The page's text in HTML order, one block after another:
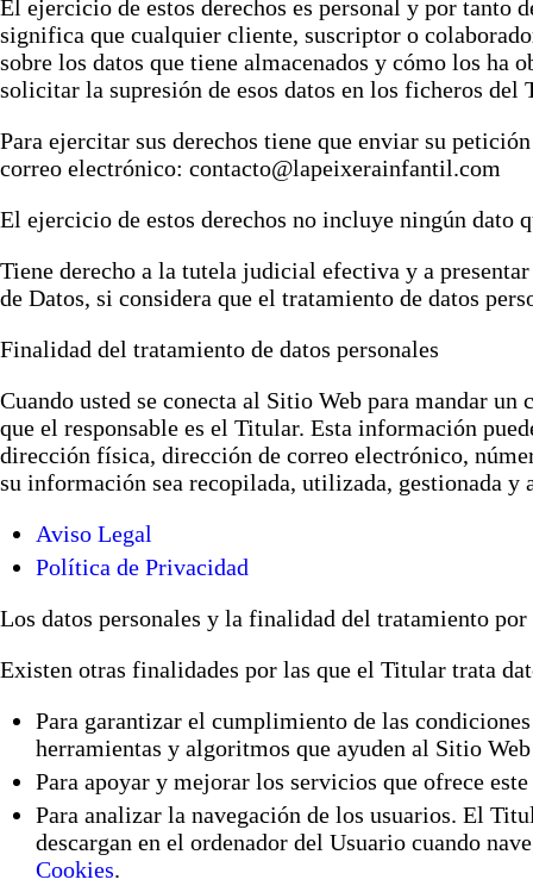
El ejercicio de estos derechos es personal y por
significa que cualquier cliente, suscriptor o
sobre los datos que tiene almacenados y cómo los
solicitar la supresión de esos datos en los ficheros del
Para ejercitar sus derechos tiene que enviar su
correo electrónico: contacto@lapeixerainfantil.com
El ejercicio de estos derechos no incluye ningún dato
Tiene derecho a la tutela judicial efectiva y a
de Datos, si considera que el tratamiento de datos
Finalidad del tratamiento de datos personales
Cuando usted se conecta al Sitio Web para mandar
que el responsable es el Titular. Esta información
dirección física, dirección de correo electrónico,
su información sea recopilada, utilizada, gestionada
Aviso Legal
Política de Privacidad
Los datos personales y la finalidad del tratamiento
Existen otras finalidades por las que el Titular trata
Para garantizar el cumplimiento de las
herramientas y algoritmos que ayuden al Sitio
Para apoyar y mejorar los servicios que ofrece
Para analizar la navegación de los usuarios. El
descargan en el ordenador del Usuario cuando
Cookies.